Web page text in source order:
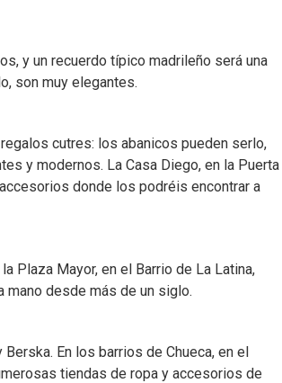
y un recuerdo típico madrileño será una
son muy elegantes.
cutres: los abanicos pueden serlo,
y modernos. La Casa Diego, en la Puerta
donde los podréis encontrar a
Plaza Mayor, en el Barrio de La Latina,
mano desde más de un siglo.
En los barrios de Chueca, en el
tiendas de ropa y accesorios de